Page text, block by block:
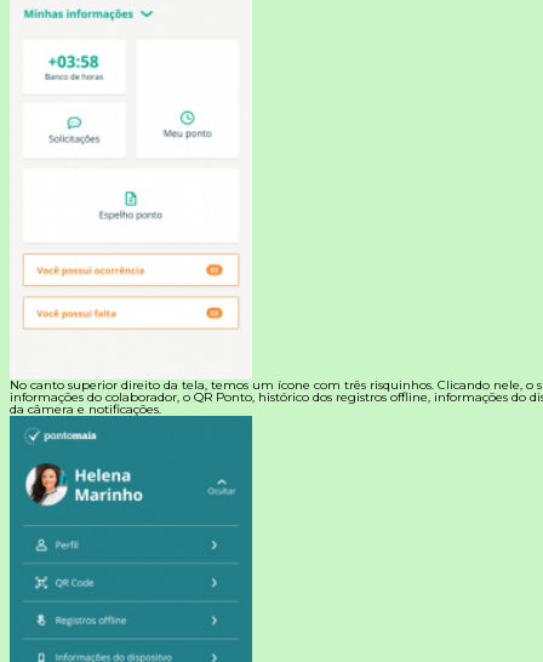
No canto superior direito da tela, temos um ícone com três risquinhos. Clicando nele, o
informações do colaborador, o QR Ponto, histórico dos registros offline, informações do
da câmera e notificações.